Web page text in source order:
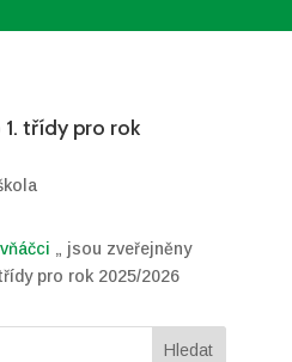
třídy pro rok
„ jsou zveřejněny
pro rok 2025/2026
Hledat